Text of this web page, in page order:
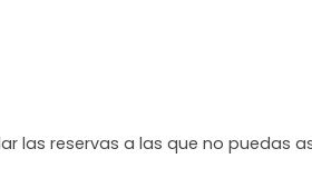
las reservas a las que no puedas